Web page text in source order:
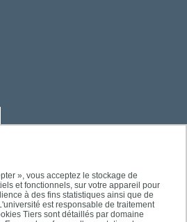
», vous acceptez le stockage de
et fonctionnels, sur votre appareil pour
à des fins statistiques ainsi que de
est responsable de traitement
Tiers sont détaillés par domaine